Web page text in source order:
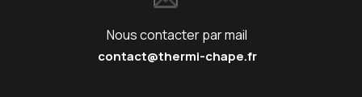
Nous contacter par mail
contact@thermi-chape.fr